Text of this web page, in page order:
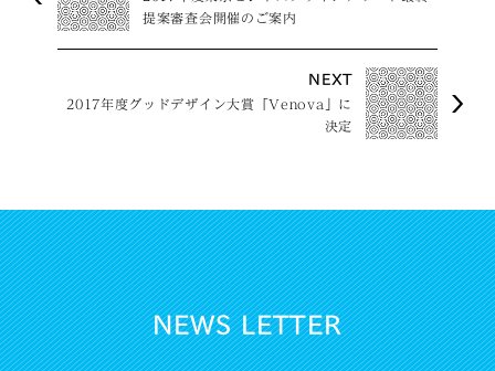
提案審査会開催のご案内
NEXT
2017年度グッドデザイン大賞「Venova」に
決定
NEWS LETTER